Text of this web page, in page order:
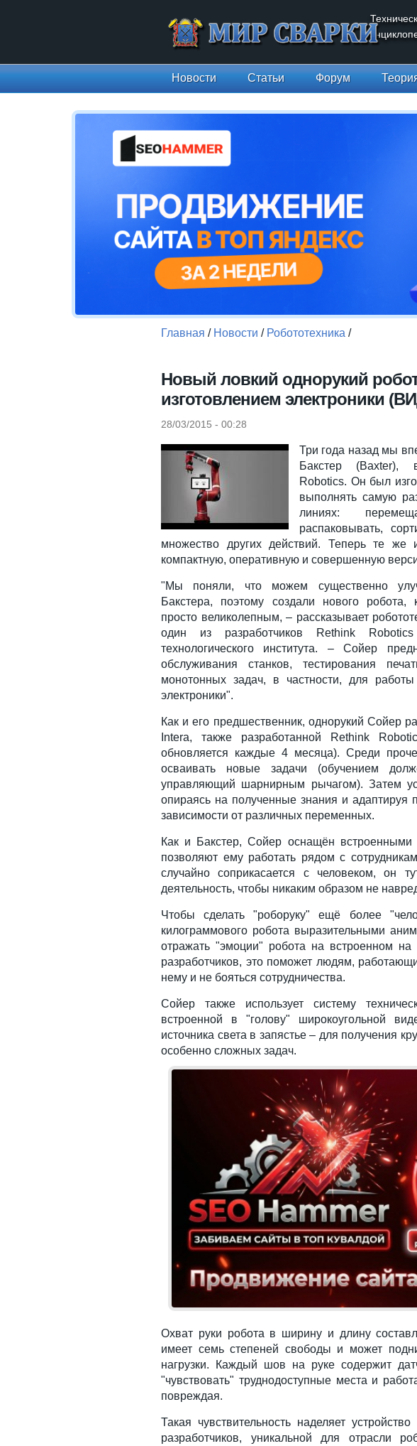
Новости Статьи Форум
Главная / Новости / Робототехника /
Новый ловкий однорукий
изготовлением электроники
28/03/2015 - 00:28
Три года назад мы
Бакстер (Baxter),
Robotics. Он был
выполнять самую
линиях:
распаковывать,
множество других действий. Теперь те же
компактную, оперативную и совершенную
"Мы поняли, что можем существенно
Бакстера, поэтому создали нового робота,
просто великолепным, – рассказывает
один из разработчиков Rethink
технологического института. – Сойер
обслуживания станков, тестирования
монотонных задач, в частности, для
электроники".
Как и его предшественник, однорукий Сойер
Intera, также разработанной Rethink
обновляется каждые 4 месяца). Среди
осваивать новые задачи (обучением
управляющий шарнирным рычагом). Затем
опираясь на полученные знания и адаптируя
зависимости от различных переменных.
Как и Бакстер, Сойер оснащён встроенными
позволяют ему работать рядом с
случайно соприкасается с человеком, он
деятельность, чтобы никаким образом не
Чтобы сделать "роборуку" ещё более
килограммового робота выразительными
отражать "эмоции" робота на встроенном
разработчиков, это поможет людям,
нему и не бояться сотрудничества.
Сойер также использует систему
встроенной в "голову" широкоугольной
источника света в запястье – для получения
особенно сложных задач.
Охват руки робота в ширину и длину
имеет семь степеней свободы и может
нагрузки. Каждый шов на руке содержит
"чувствовать" труднодоступные места и
повреждая.
Такая чувствительность наделяет
разработчиков, уникальной для отрасли